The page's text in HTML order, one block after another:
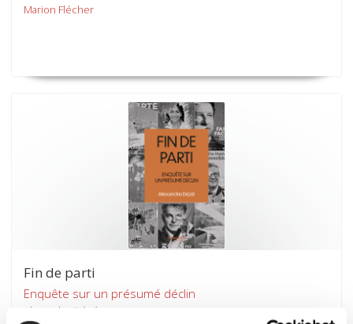
Marion Flécher
Fin de parti
Enquête sur un présumé déclin
Alexandre Dézé